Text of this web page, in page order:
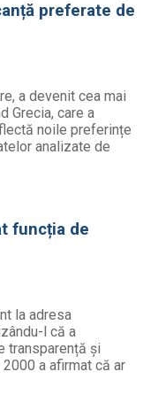
preferate de
a devenit cea mai
Grecia, care a
noile preferințe
analizate de
funcția de
la adresa
l că a
transparență și
a afirmat că ar